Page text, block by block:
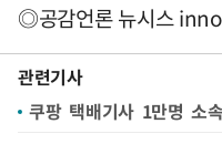
◎공감언론 뉴시스
관련기사